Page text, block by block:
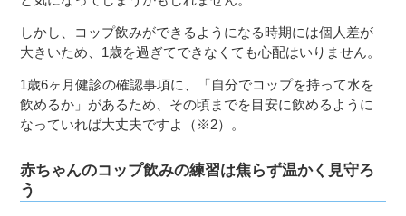
しかし、コップ飲みができるようになる時期には個人差が
大きいため、1歳を過ぎてできなくても心配はいりません。
1歳6ヶ月健診の確認事項に、「自分でコップを持って水を
飲めるか」があるため、その頃までを目安に飲めるように
なっていれば大丈夫ですよ（※2）。
赤ちゃんのコップ飲みの練習は焦らず温かく見守ろ
う